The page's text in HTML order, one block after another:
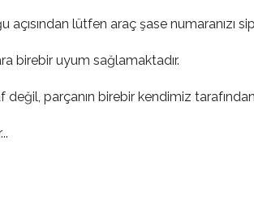
açısından lütfen araç şase numaranızı
birebir uyum sağlamaktadır.
parçanın birebir kendimiz